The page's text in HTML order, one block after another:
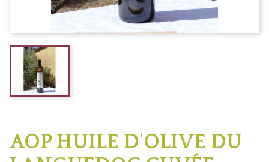
AOP HUILE D'OLIVE DU